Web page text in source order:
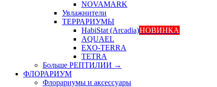
NOVAMARK
Увлажнители
ТЕРРАРИУМЫ
HabiStat (Arcadia)НОВИНКА
AQUAEL
EXO-TERRA
TETRA
Больше РЕПТИЛИИ →
ФЛОРАРИУМ
Флорариумы и аксессуары